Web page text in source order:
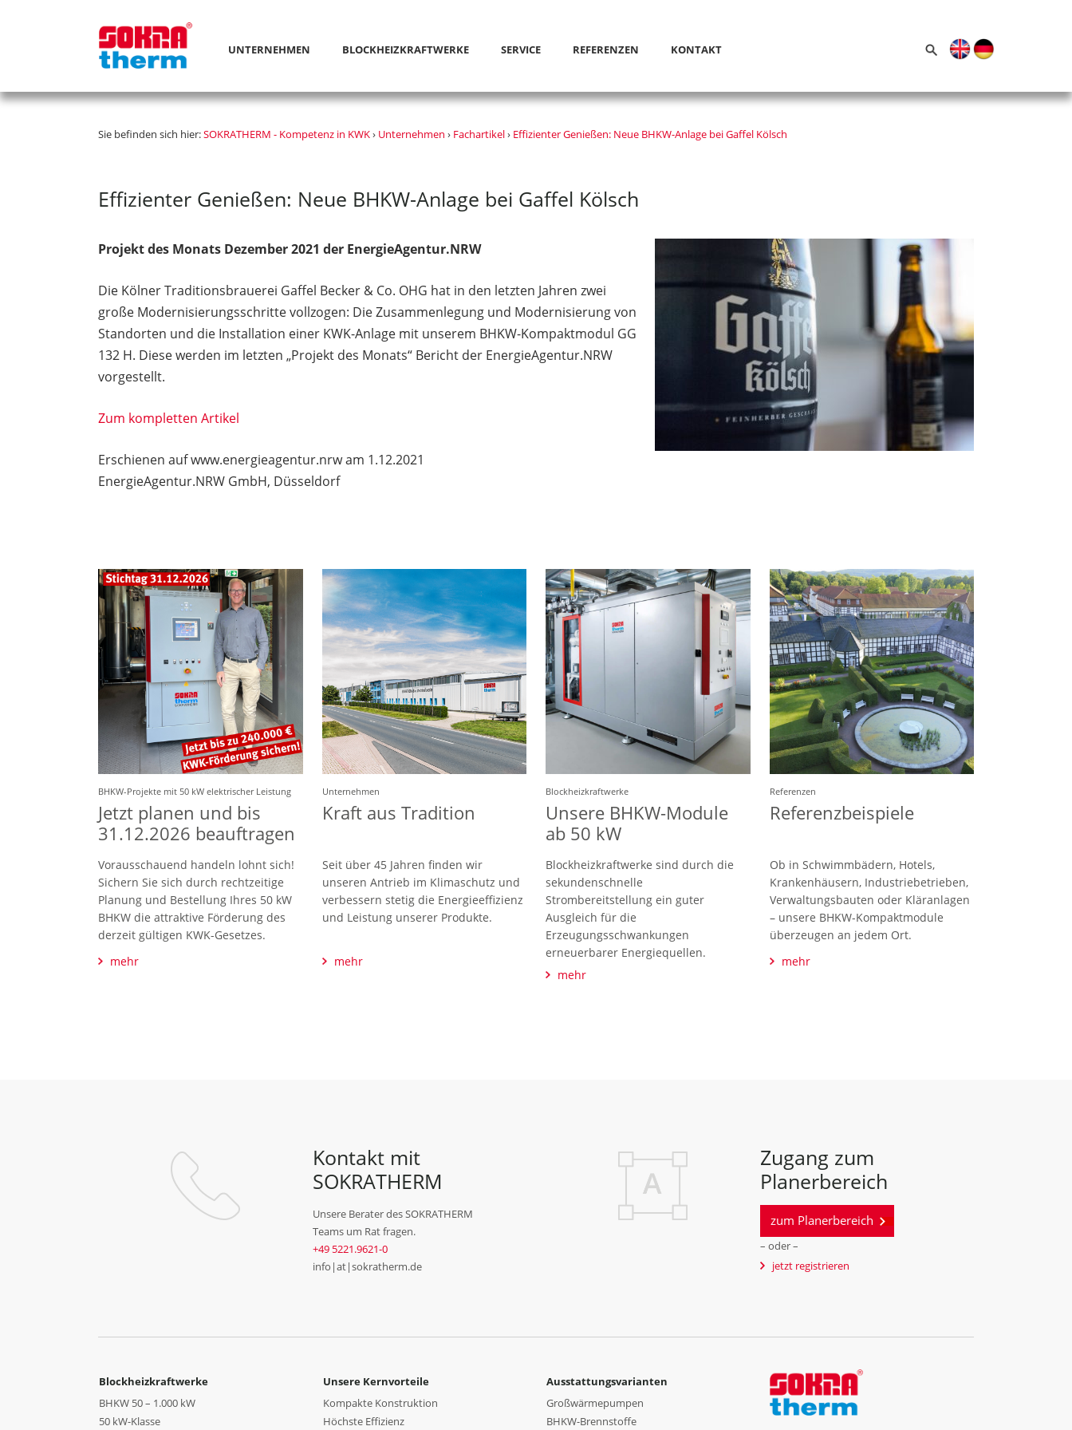
UNTERNEHMEN BLOCKHEIZKRAFTWERKE SERVICE REFERENZEN KONTAKT
SUCHE
Sie befinden sich hier:SOKRATHERM - Kompetenz in KWK› Unternehmen › Fachartikel› Effizienter Genießen: Neue BHKW-Anlage bei Gaffel Kölsch
Effizienter Genießen: Neue BHKW-Anlage bei Gaffel Kölsch
Projekt des Monats Dezember 2021 der EnergieAgentur.NRW
Die Kölner Traditionsbrauerei Gaffel Becker & Co. OHG hat in den letzten Jahren zwei
große Modernisierungsschritte vollzogen: Die Zusammenlegung und Modernisierung von
Standorten und die Installation einer KWK-Anlage mit unserem BHKW-Kompaktmodul GG
132 H. Diese werden im letzten „Projekt des Monats“ Bericht der EnergieAgentur.NRW
vorgestellt.
Zum kompletten Artikel
Erschienen auf www.energieagentur.nrw am 1.12.2021
EnergieAgentur.NRW GmbH, Düsseldorf
BHKW-Projekte mit 50 kW elektrischer Leistung
Jetzt planen und bis
31.12.2026 beauftragen
Vorausschauend handeln lohnt sich!
Sichern Sie sich durch rechtzeitige
Planung und Bestellung Ihres 50 kW
BHKW die attraktive Förderung des
derzeit gültigen KWK-Gesetzes.
mehr
Unternehmen
Kraft aus Tradition
Seit über 45 Jahren finden wir
unseren Antrieb im Klimaschutz und
verbessern stetig die Energieeffizienz
und Leistung unserer Produkte.
mehr
Blockheizkraftwerke
Unsere BHKW-Module
ab 50 kW
Blockheizkraftwerke sind durch die
sekundenschnelle
Strombereitstellung ein guter
Ausgleich für die
Erzeugungsschwankungen
erneuerbarer Energiequellen.
mehr
Referenzen
Referenzbeispiele
Ob in Schwimmbädern, Hotels,
Krankenhäusern, Industriebetrieben,
Verwaltungsbauten oder Kläranlagen
– unsere BHKW-Kompaktmodule
überzeugen an jedem Ort.
mehr
Kontakt mit
SOKRATHERM
Unsere Berater des SOKRATHERM
Teams um Rat fragen.
+49 5221.9621-0
info|at|sokratherm.de
Zugang zum
Planerbereich
zum Planerbereich
– oder –
jetzt registrieren
Blockheizkraftwerke
BHKW 50 – 1.000 kW
50 kW-Klasse
Unsere Kernvorteile
Kompakte Konstruktion
Höchste Effizienz
Ausstattungsvarianten
Großwärmepumpen
BHKW-Brennstoffe